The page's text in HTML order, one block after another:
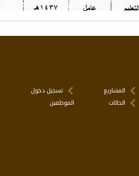
المشاريع
الحالات
تسجيل دخول
الموظفين